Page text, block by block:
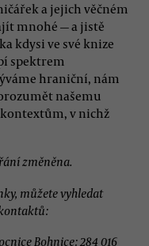
a jejich věčném
mnohé — a jistě
kdysi ve své knize
spektrem
hraniční, nám
našemu
v nichž
změněna.
můžete vyhledat
Bohnice: 284 016